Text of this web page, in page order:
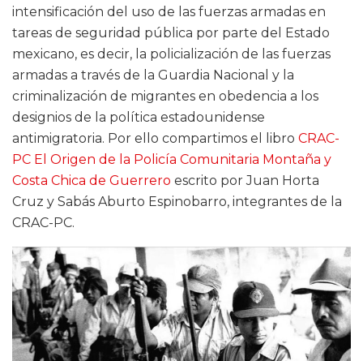
intensificación del uso de las fuerzas armadas en
tareas de seguridad pública por parte del Estado
mexicano, es decir, la policialización de las fuerzas
armadas a través de la Guardia Nacional y la
criminalización de migrantes en obedencia a los
designios de la política estadounidense
antimigratoria. Por ello compartimos el libro CRAC-
PC El Origen de la Policía Comunitaria Montaña y
Costa Chica de Guerrero escrito por Juan Horta
Cruz y Sabás Aburto Espinobarro, integrantes de la
CRAC-PC.